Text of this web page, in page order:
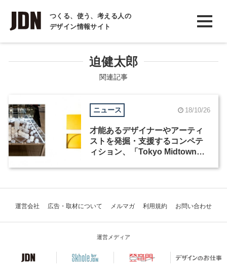
つくる、使う、考える人の
デザイン情報サイト
INTERVIEW
インタビュー
コラム
迫健太郎
関連記事
ニュース 18/10/26
才能あるデザイナーやアーティ
ストを発掘・支援するコンペテ
ィション、「Tokyo Midtown
運営会社 広告・取材について メルマガ 利用規約 お問い合わせ
運営メディア